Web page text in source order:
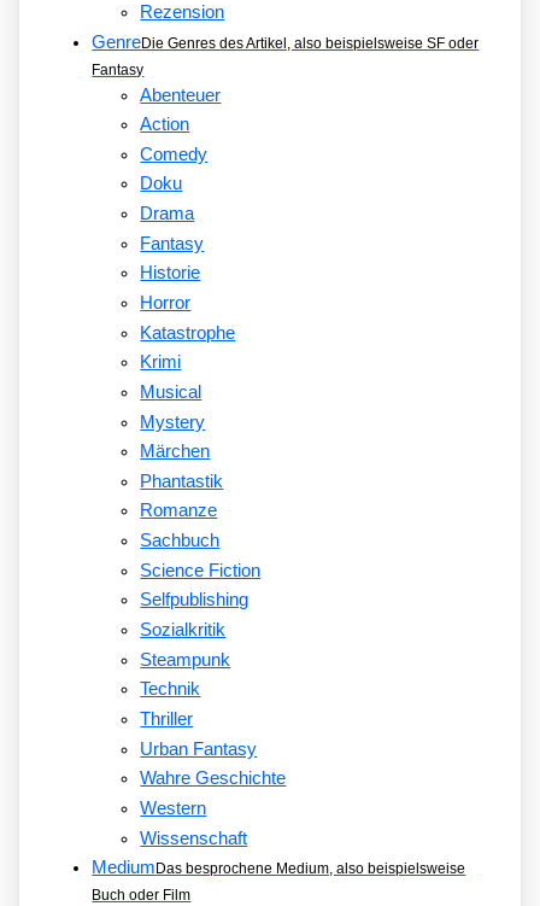
Rezension
GenreDie Genres des Artikel, also beispielsweise SF oder
Fantasy
Abenteuer
Action
Comedy
Doku
Drama
Fantasy
Historie
Horror
Katastrophe
Krimi
Musical
Mystery
Märchen
Phantastik
Romanze
Sachbuch
Science Fiction
Selfpublishing
Sozialkritik
Steampunk
Technik
Thriller
Urban Fantasy
Wahre Geschichte
Western
Wissenschaft
Medium Das besprochene Medium, also beispielsweise
Buch oder Film